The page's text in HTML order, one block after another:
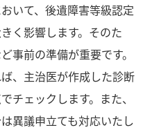
いて、後遺障害等級認定
く影響します。そのた
事前の準備が重要です。
、主治医が作成した診断
チェックします。また、
異議申立ても対応いたし